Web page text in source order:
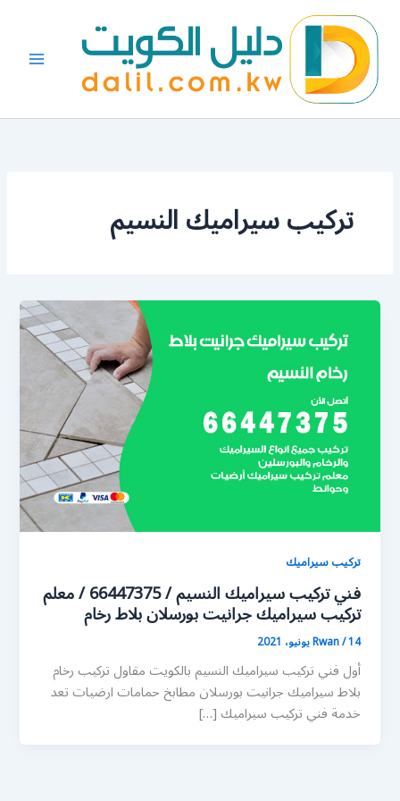
المحتوى
تركيب سيراميك النسيم
تركيب سيراميك
فني تركيب سيراميك النسيم / 66447375 / معلم
تركيب سيراميك جرانيت بورسلان بلاط رخام
Rwan/14 يونيو، 2021
أول فني تركيب سيراميك النسيم بالكويت مقاول تركيب رخام
بلاط سيراميك جرانيت بورسلان مطابخ حمامات ارضيات تعد
خدمة فني تركيب سيراميك […]